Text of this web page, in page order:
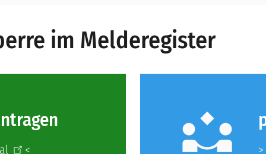
im Melderegister
< partner_exchange >